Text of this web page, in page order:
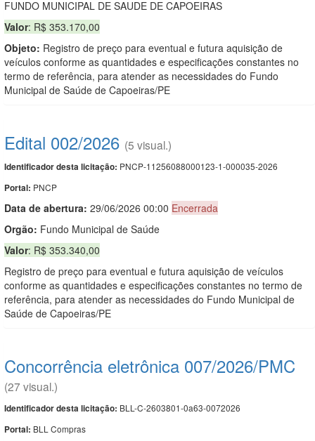
FUNDO MUNICIPAL DE SAUDE DE CAPOEIRAS
Valor: R$ 353.170,00
Objeto: Registro de preço para eventual e futura aquisição de
veículos conforme as quantidades e especificações constantes no
termo de referência, para atender as necessidades do Fundo
Municipal de Saúde de Capoeiras/PE
Edital 002/2026 (5 visual.)
Identificador desta licitação: PNCP-11256088000123-1-000035-2026
Portal: PNCP
Data de abertura: 29/06/2026 00:00 Encerrada
Orgão: Fundo Municipal de Saúde
Valor: R$ 353.340,00
Registro de preço para eventual e futura aquisição de veículos
conforme as quantidades e especificações constantes no termo de
referência, para atender as necessidades do Fundo Municipal de
Saúde de Capoeiras/PE
Concorrência eletrônica 007/2026/PMC
(27 visual.)
Identificador desta licitação: BLL-C-2603801-0a63-0072026
Portal: BLL Compras